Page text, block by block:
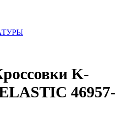
K-
46957-